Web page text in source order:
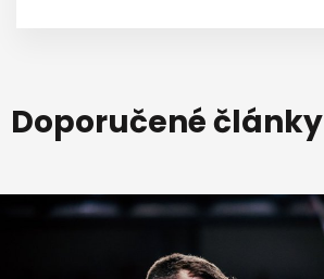
Doporučené články